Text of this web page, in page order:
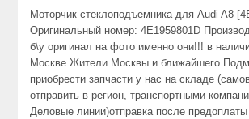
Моторчик стеклоподъемника для Audi A8
Оригинальный номер: 4E1959801D
б\у оригинал на фото именно они!!! в
Москве.Жители Москвы и ближайшего
приобрести запчасти у нас на складе
отправить в регион, транспортными
Деловые линии)отправка после